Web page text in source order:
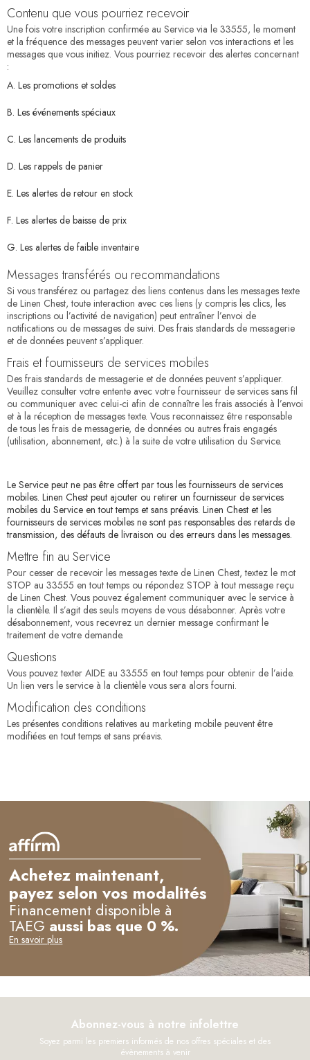
Contenu que vous pourriez recevoir
Une fois votre inscription confirmée au Service via le 33555, le moment
et la fréquence des messages peuvent varier selon vos interactions et les
messages que vous initiez. Vous pourriez recevoir des alertes concernant
:
A. Les promotions et soldes
B. Les événements spéciaux
C. Les lancements de produits
D. Les rappels de panier
E. Les alertes de retour en stock
F. Les alertes de baisse de prix
G. Les alertes de faible inventaire
Messages transférés ou recommandations
Si vous transférez ou partagez des liens contenus dans les messages texte
de Linen Chest, toute interaction avec ces liens (y compris les clics, les
inscriptions ou l’activité de navigation) peut entraîner l’envoi de
notifications ou de messages de suivi. Des frais standards de messagerie
et de données peuvent s’appliquer.
Frais et fournisseurs de services mobiles
Des frais standards de messagerie et de données peuvent s’appliquer.
Veuillez consulter votre entente avec votre fournisseur de services sans fil
ou communiquer avec celui-ci afin de connaître les frais associés à l’envoi
et à la réception de messages texte. Vous reconnaissez être responsable
de tous les frais de messagerie, de données ou autres frais engagés
(utilisation, abonnement, etc.) à la suite de votre utilisation du Service.
Le Service peut ne pas être offert par tous les fournisseurs de services
mobiles. Linen Chest peut ajouter ou retirer un fournisseur de services
mobiles du Service en tout temps et sans préavis. Linen Chest et les
fournisseurs de services mobiles ne sont pas responsables des retards de
transmission, des défauts de livraison ou des erreurs dans les messages.
Mettre fin au Service
Pour cesser de recevoir les messages texte de Linen Chest, textez le mot
STOP au 33555 en tout temps ou répondez STOP à tout message reçu
de Linen Chest. Vous pouvez également communiquer avec le service à
la clientèle. Il s’agit des seuls moyens de vous désabonner. Après votre
désabonnement, vous recevrez un dernier message confirmant le
traitement de votre demande.
Questions
Vous pouvez texter AIDE au 33555 en tout temps pour obtenir de l’aide.
Un lien vers le service à la clientèle vous sera alors fourni.
Modification des conditions
Les présentes conditions relatives au marketing mobile peuvent être
modifiées en tout temps et sans préavis.
Achetez maintenant,
payez selon vos modalités
Financement disponible à
TAEG aussi bas que 0 %.
En savoir plus
Abonnez-vous à notre infolettre
Soyez parmi les premiers informés de nos offres spéciales et des
évènements à venir